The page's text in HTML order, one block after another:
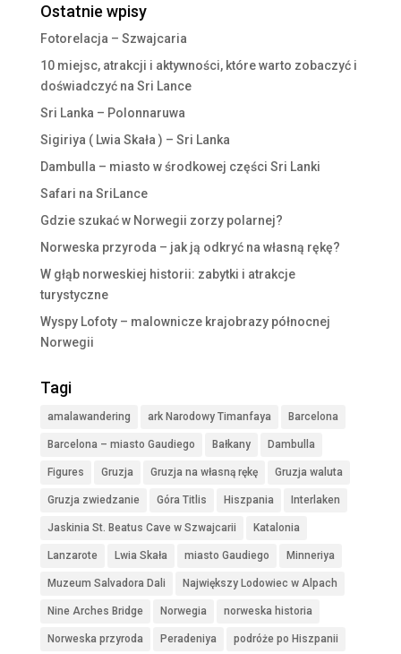
Ostatnie wpisy
Fotorelacja – Szwajcaria
10 miejsc, atrakcji i aktywności, które warto zobaczyć i
doświadczyć na Sri Lance
Sri Lanka – Polonnaruwa
Sigiriya ( Lwia Skała ) – Sri Lanka
Dambulla – miasto w środkowej części Sri Lanki
Safari na SriLance
Gdzie szukać w Norwegii zorzy polarnej?
Norweska przyroda – jak ją odkryć na własną rękę?
W głąb norweskiej historii: zabytki i atrakcje
turystyczne
Wyspy Lofoty – malownicze krajobrazy północnej
Norwegii
Tagi
amalawandering ark Narodowy Timanfaya Barcelona
Barcelona – miasto Gaudiego Bałkany Dambulla
Figures Gruzja Gruzja na własną rękę Gruzja waluta
Gruzja zwiedzanie Góra Titlis Hiszpania Interlaken
Jaskinia St. Beatus Cave w Szwajcarii Katalonia
Lanzarote Lwia Skała miasto Gaudiego Minneriya
Muzeum Salvadora Dali Największy Lodowiec w Alpach
Nine Arches Bridge Norwegia norweska historia
Norweska przyroda Peradeniya podróże po Hiszpanii